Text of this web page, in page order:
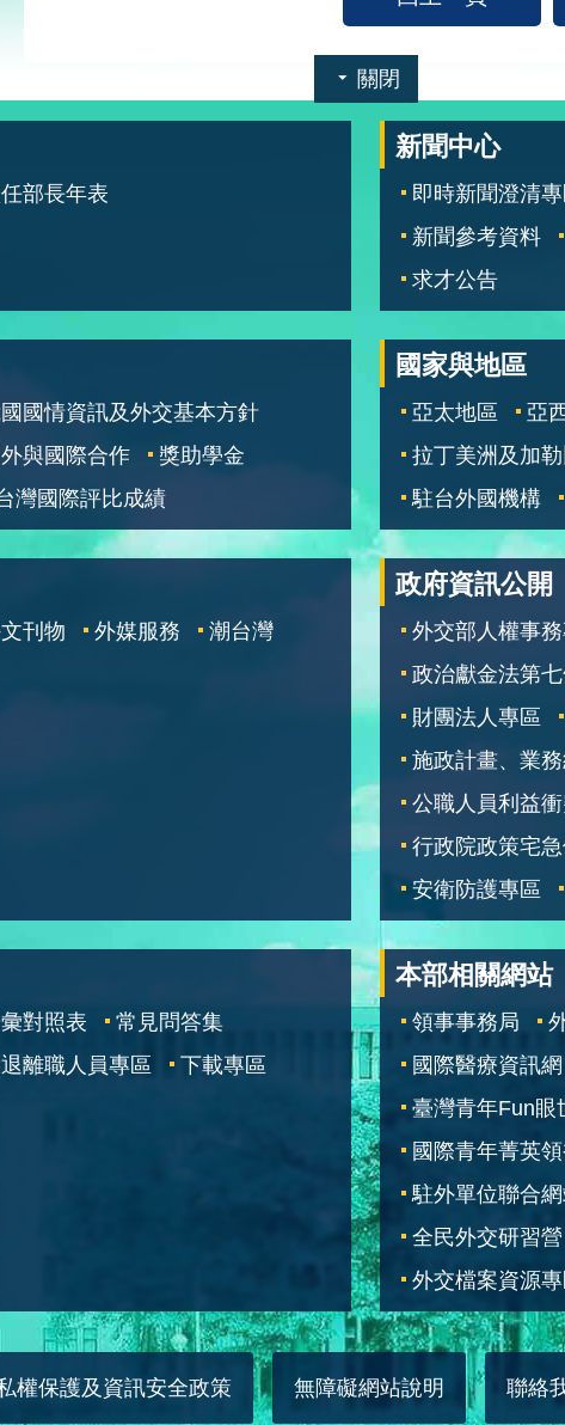
關閉
部長年表
新聞中心
即時新聞澄清
新聞參考資料
求才公告
國情資訊及外交基本方針
與國際合作
獎助學金
灣國際評比成績
國家與地區
亞太地區 亞
拉丁美洲及加
駐台外國機構
刊物 外媒服務 潮台灣
政府資訊公開
外交部人權事
政治獻金法第
財團法人專區
施政計畫、業
公職人員利益
行政院政策宅
安衛防護專區
對照表
常見問答集
離職人員專區
下載專區
本部相關網站
領事事務局
國際醫療資訊網
臺灣青年Fun眼
國際青年菁英
駐外單位聯合
全民外交研習營
外交檔案資源
權保護及資訊安全政策 無障礙網站說明 聯絡